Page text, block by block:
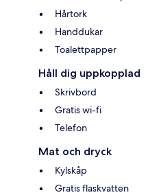
Hårtork
Handdukar
Toalettpapper
Håll dig uppkopplad
Skrivbord
Gratis wi-fi
Telefon
Mat och dryck
Kylskåp
Gratis flaskvatten